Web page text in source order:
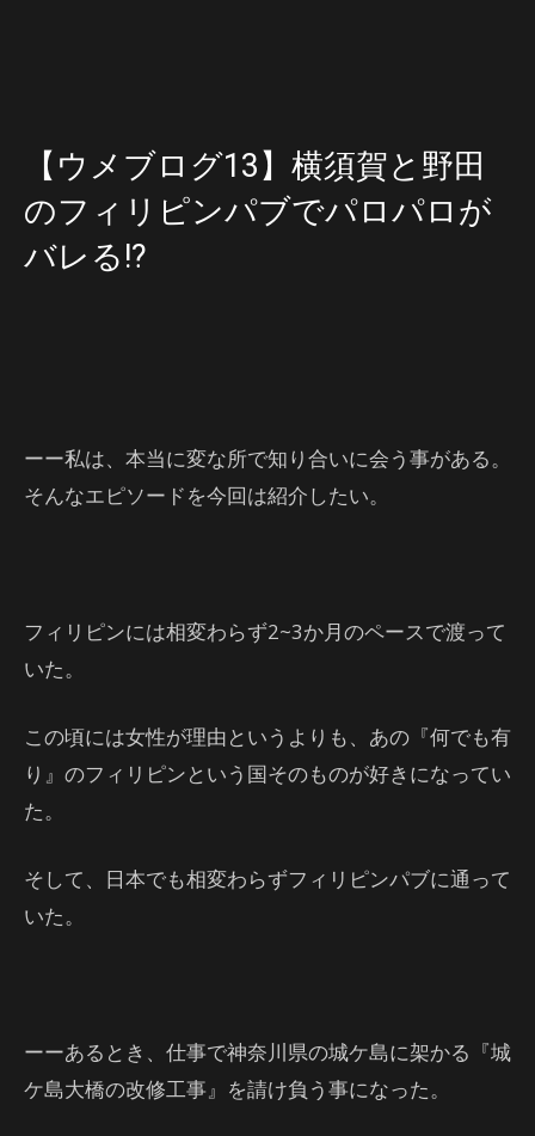
【ウメブログ13】横須賀と野田
のフィリピンパブでパロパロが
バレる!?
ーー私は、本当に変な所で知り合いに会う事がある。
そんなエピソードを今回は紹介したい。
フィリピンには相変わらず2~3か月のペースで渡って
いた。
この頃には女性が理由というよりも、あの『何でも有
り』のフィリピンという国そのものが好きになってい
た。
そして、日本でも相変わらずフィリピンパブに通って
いた。
ーーあるとき、仕事で神奈川県の城ケ島に架かる『城
ケ島大橋の改修工事』を請け負う事になった。